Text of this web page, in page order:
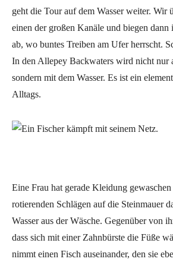
geht die Tour auf dem Wasser weiter. Wir
einen der großen Kanäle und biegen dann
ab, wo buntes Treiben am Ufer herrscht.
In den Allepey Backwaters wird nicht nur
sondern mit dem Wasser. Es ist ein
Alltags.
Eine Frau hat gerade Kleidung
rotierenden Schlägen auf die Steinmauer
Wasser aus der Wäsche. Gegenüber von
dass sich mit einer Zahnbürste die Füße
nimmt einen Fisch auseinander, den sie